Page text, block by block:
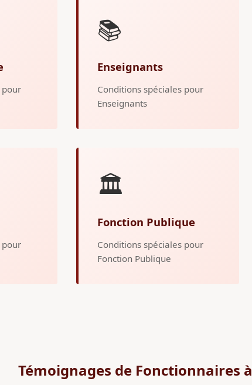
pour
📚
Enseignants
Conditions spéciales pour
Enseignants
pour
🏛️
Fonction Publique
Conditions spéciales pour
Fonction Publique
Témoignages de Fonctionnaires